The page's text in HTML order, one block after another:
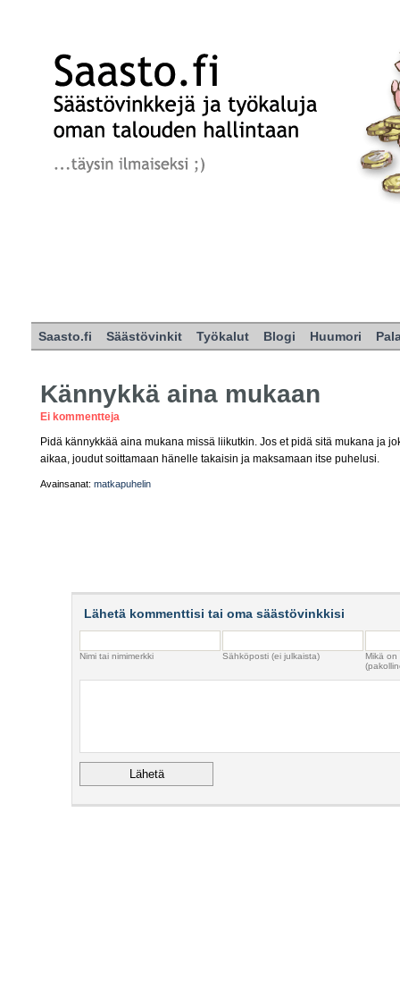
Saasto.fi Säästövinkit Työkalut Blogi Huumori
Kännykkä aina mukaan
Ei kommentteja
Pidä kännykkää aina mukana missä liikutkin. Jos et pidä sitä mukana ja
aikaa, joudut soittamaan hänelle takaisin ja maksamaan itse puhelusi.
Avainsanat: matkapuhelin
Lähetä kommenttisi tai oma säästövinkkisi
Nimi tai nimimerkki Sähköposti (ei julkaista)
Mikä